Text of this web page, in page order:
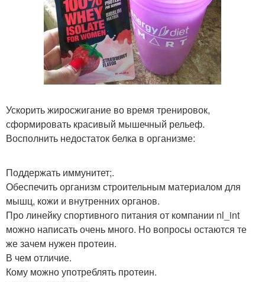
Ускорить жиросжигание во время тренировок,
сформировать красивый мышечный рельеф.
Восполнить недостаток белка в организме:
Поддержать иммунитет;.
Обеспечить организм строительным материалом для
мышц, кожи и внутренних органов.
Про линейку спортивного питания от компании nl_int
можно написать очень много. Но вопросы остаются те
же зачем нужен протеин.
В чем отличие.
Кому можно употреблять протеин.